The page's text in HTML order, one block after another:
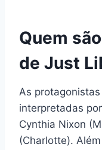
Quem
de Just
As
interpretadas
Cynthia Nixon
(Charlotte).